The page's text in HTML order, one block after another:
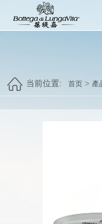
当前位置: 首页 > 產